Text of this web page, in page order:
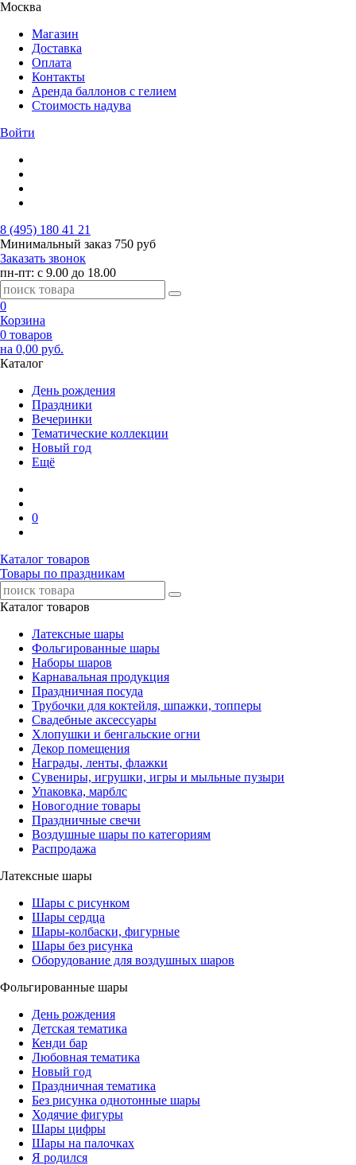
Москва
Магазин
Доставка
Оплата
Контакты
Аренда баллонов с гелием
Стоимость надува
Войти
8 (495) 180 41 21
Минимальный заказ 750 руб
Заказать звонок
пн-пт: с 9.00 до 18.00
0
Корзина
0 товаров
на 0,00 руб.
Каталог
День рождения
Праздники
Вечеринки
Тематические коллекции
Новый год
Ещё
0
Каталог товаров
Товары по праздникам
Каталог товаров
Латексные шары
Фольгированные шары
Наборы шаров
Карнавальная продукция
Праздничная посуда
Трубочки для коктейля, шпажки, топперы
Свадебные аксессуары
Хлопушки и бенгальские огни
Декор помещения
Награды, ленты, флажки
Сувениры, игрушки, игры и мыльные пузыри
Упаковка, марблс
Новогодние товары
Праздничные свечи
Воздушные шары по категориям
Распродажа
Латексные шары
Шары с рисунком
Шары сердца
Шары-колбаски, фигурные
Шары без рисунка
Оборудование для воздушных шаров
Фольгированные шары
День рождения
Детская тематика
Кенди бар
Любовная тематика
Новый год
Праздничная тематика
Без рисунка однотонные шары
Ходячие фигуры
Шары цифры
Шары на палочках
Я родился